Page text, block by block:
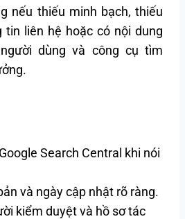
nếu thiếu minh bạch, thiếu
tin liên hệ hoặc có nội dung
dùng và công cụ tìm
Search Central khi nói
và ngày cập nhật rõ ràng.
kiểm duyệt và hồ sơ tác